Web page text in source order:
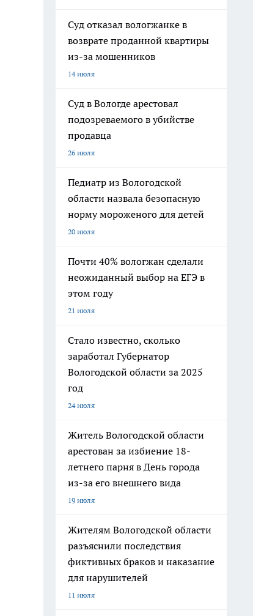
Суд отказал вологжанке в
возврате проданной квартиры
из-за мошенников
14 июля
Суд в Вологде арестовал
подозреваемого в убийстве
продавца
26 июля
Педиатр из Вологодской
области назвала безопасную
норму мороженого для детей
20 июля
Почти 40% вологжан сделали
неожиданный выбор на ЕГЭ в
этом году
21 июля
Стало известно, сколько
заработал Губернатор
Вологодской области за 2025
год
24 июля
Житель Вологодской области
арестован за избиение 18-
летнего парня в День города
из-за его внешнего вида
19 июля
Жителям Вологодской области
разъяснили последствия
фиктивных браков и наказание
для нарушителей
11 июля